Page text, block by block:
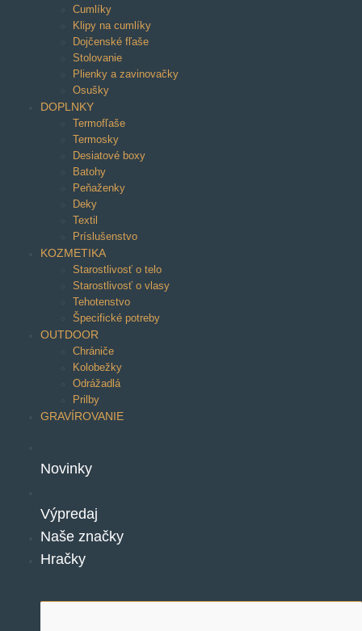
Cumlíky
Klipy na cumlíky
Dojčenské fľaše
Stolovanie
Plienky a zavinovačky
Osušky
DOPLNKY
Termofľaše
Termosky
Desiatové boxy
Batohy
Peňaženky
Deky
Textil
Príslušenstvo
KOZMETIKA
Starostlivosť o telo
Starostlivosť o vlasy
Tehotenstvo
Špecifické potreby
OUTDOOR
Chrániče
Kolobežky
Odrážadlá
Prilby
GRAVÍROVANIE
Novinky
Výpredaj
Naše značky
Hračky